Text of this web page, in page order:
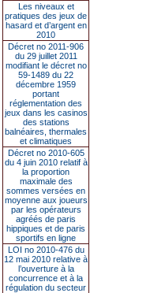
Les niveaux et
pratiques des jeux de
hasard et d’argent en
2010
Décret no 2011-906
du 29 juillet 2011
modifiant le décret no
59-1489 du 22
décembre 1959
portant
réglementation des
jeux dans les casinos
des stations
balnéaires, thermales
et climatiques
Décret no 2010-605
du 4 juin 2010 relatif à
la proportion
maximale des
sommes versées en
moyenne aux joueurs
par les opérateurs
agréés de paris
hippiques et de paris
sportifs en ligne
LOI no 2010-476 du
12 mai 2010 relative à
l’ouverture à la
concurrence et à la
régulation du secteur